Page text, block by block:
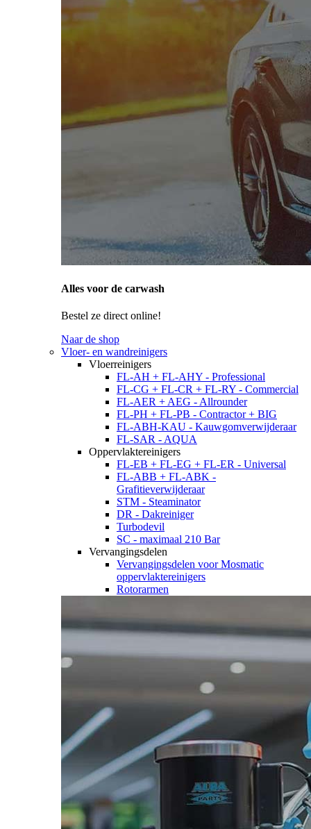
Alles voor de carwash
Bestel ze direct online!
Naar de shop
Vloer- en wandreinigers
Vloerreinigers
FL-AH + FL-AHY - Professional
FL-CG + FL-CR + FL-RY - Commercial
FL-AER + AEG - Allrounder
FL-PH + FL-PB - Contractor + BIG
FL-ABH-KAU - Kauwgomverwijderaar
FL-SAR - AQUA
Oppervlaktereinigers
FL-EB + FL-EG + FL-ER - Universal
FL-ABB + FL-ABK -
Grafitieverwijderaar
STM - Steaminator
DR - Dakreiniger
Turbodevil
SC - maximaal 210 Bar
Vervangingsdelen
Vervangingsdelen voor Mosmatic
oppervlaktereinigers
Rotorarmen